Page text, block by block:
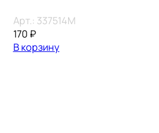
Арт.: 337514M
170 ₽
В корзину